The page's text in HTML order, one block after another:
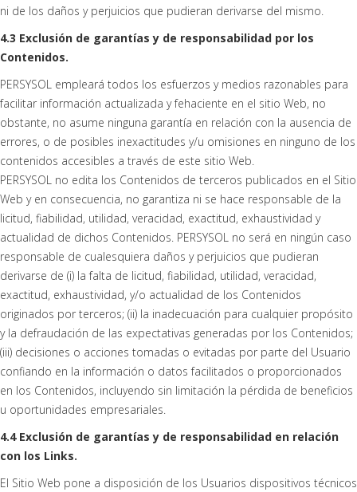
ni de los daños y perjuicios que pudieran derivarse del mismo.
4.3 Exclusión de garantías y de responsabilidad por los
Contenidos.
PERSYSOL empleará todos los esfuerzos y medios razonables para
facilitar información actualizada y fehaciente en el sitio Web, no
obstante, no asume ninguna garantía en relación con la ausencia de
errores, o de posibles inexactitudes y/u omisiones en ninguno de los
contenidos accesibles a través de este sitio Web.
PERSYSOL no edita los Contenidos de terceros publicados en el Sitio
Web y en consecuencia, no garantiza ni se hace responsable de la
licitud, fiabilidad, utilidad, veracidad, exactitud, exhaustividad y
actualidad de dichos Contenidos. PERSYSOL no será en ningún caso
responsable de cualesquiera daños y perjuicios que pudieran
derivarse de (i) la falta de licitud, fiabilidad, utilidad, veracidad,
exactitud, exhaustividad, y/o actualidad de los Contenidos
originados por terceros; (ii) la inadecuación para cualquier propósito
y la defraudación de las expectativas generadas por los Contenidos;
(iii) decisiones o acciones tomadas o evitadas por parte del Usuario
confiando en la información o datos facilitados o proporcionados
en los Contenidos, incluyendo sin limitación la pérdida de beneficios
u oportunidades empresariales.
4.4 Exclusión de garantías y de responsabilidad en relación
con los Links.
El Sitio Web pone a disposición de los Usuarios dispositivos técnicos